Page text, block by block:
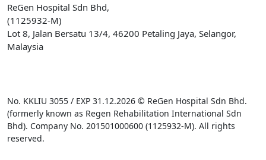
ReGen Hospital Sdn Bhd,
(1125932-M)
Lot 8, Jalan Bersatu 13/4, 46200 Petaling Jaya, Selangor,
Malaysia
No. KKLIU 3055 / EXP 31.12.2026 © ReGen Hospital Sdn Bhd.
(formerly known as Regen Rehabilitation International Sdn
Bhd). Company No. 201501000600 (1125932-M). All rights
reserved.